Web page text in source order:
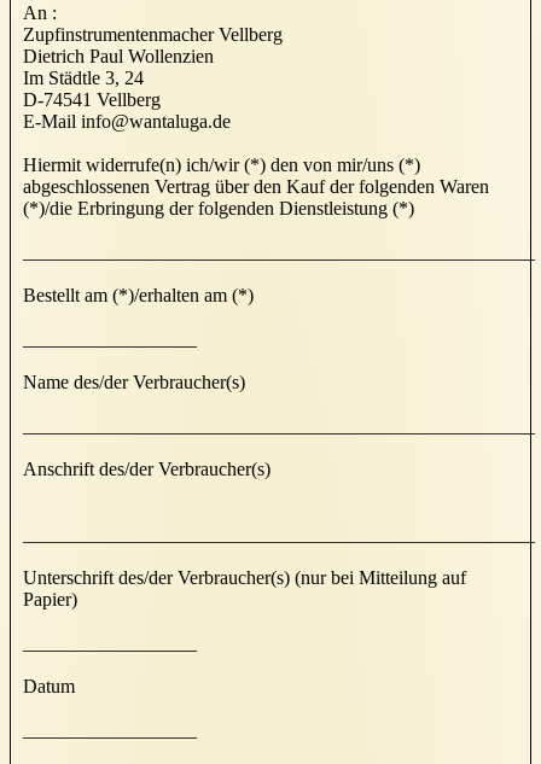
An :
Zupfinstrumentenmacher Vellberg
Dietrich Paul Wollenzien
Im Städtle 3, 24
D-74541 Vellberg
E-Mail info@wantaluga.de
Hiermit widerrufe(n) ich/wir (*) den von mir/uns (*)
abgeschlossenen Vertrag über den Kauf der folgenden Waren
(*)/die Erbringung der folgenden Dienstleistung (*)
Bestellt am (*)/erhalten am (*)
Name des/der Verbraucher(s)
Anschrift des/der Verbraucher(s)
Unterschrift des/der Verbraucher(s) (nur bei Mitteilung auf
Papier)
Datum